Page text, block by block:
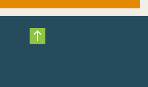
Nach oben scrollen